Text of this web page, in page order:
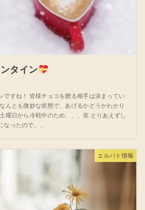
タイン
ですね！ 皆様チョコを贈る相手は決まってい
んとも微妙な状態で、あげるかどうかわかり
曜日から冷戦中のため、、、笑 とりあえずし
なったので、...
エルパト情報